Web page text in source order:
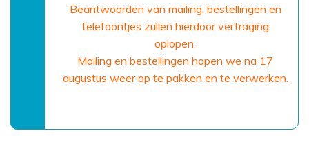
Beantwoorden van mailing, bestellingen en
telefoontjes zullen hierdoor vertraging
oplopen.
Mailing en bestellingen hopen we na 17
augustus weer op te pakken en te verwerken.